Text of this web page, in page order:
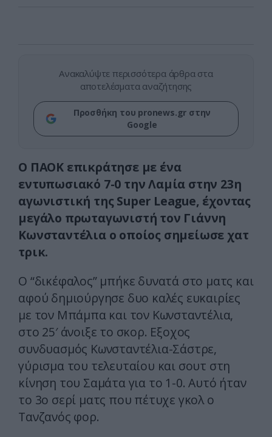
Ανακαλύψτε περισσότερα άρθρα στα
αποτελέσματα αναζήτησης
Προσθήκη του pronews.gr στην
Google
Ο ΠΑΟΚ επικράτησε με ένα
εντυπωσιακό 7-0 την Λαμία στην 23η
αγωνιστική της Super League, έχοντας
μεγάλο πρωταγωνιστή τον Γιάννη
Κωνσταντέλια ο οποίος σημείωσε χατ
τρικ.
Ο “δικέφαλος” μπήκε δυνατά στο ματς και
αφού δημιούργησε δυο καλές ευκαιρίες
με τον Μπάμπα και τον Κωνσταντέλια,
στο 25′ άνοιξε το σκορ. Εξοχος
συνδυασμός Κωνσταντέλια-Σάστρε,
γύρισμα του τελευταίου και σουτ στη
κίνηση του Σαμάτα για το 1-0. Αυτό ήταν
το 3ο σερί ματς που πέτυχε γκολ ο
Τανζανός φορ.